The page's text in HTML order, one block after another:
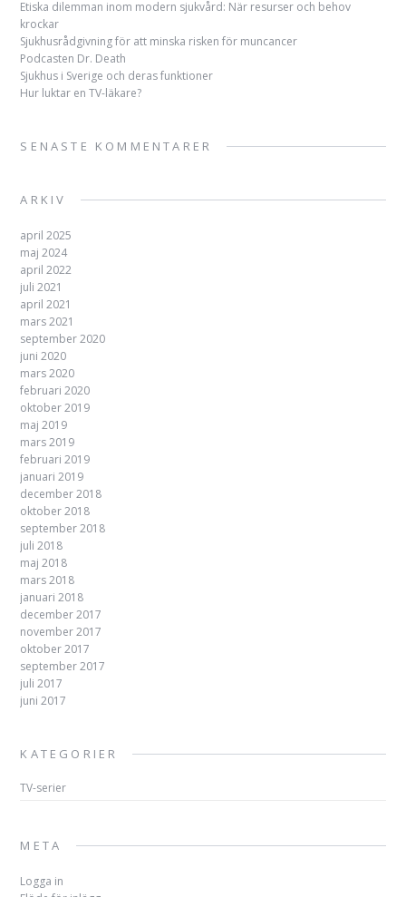
Etiska dilemman inom modern sjukvård: När resurser och behov
krockar
Sjukhusrådgivning för att minska risken för muncancer
Podcasten Dr. Death
Sjukhus i Sverige och deras funktioner
Hur luktar en TV-läkare?
SENASTE KOMMENTARER
ARKIV
april 2025
maj 2024
april 2022
juli 2021
april 2021
mars 2021
september 2020
juni 2020
mars 2020
februari 2020
oktober 2019
maj 2019
mars 2019
februari 2019
januari 2019
december 2018
oktober 2018
september 2018
juli 2018
maj 2018
mars 2018
januari 2018
december 2017
november 2017
oktober 2017
september 2017
juli 2017
juni 2017
KATEGORIER
TV-serier
META
Logga in